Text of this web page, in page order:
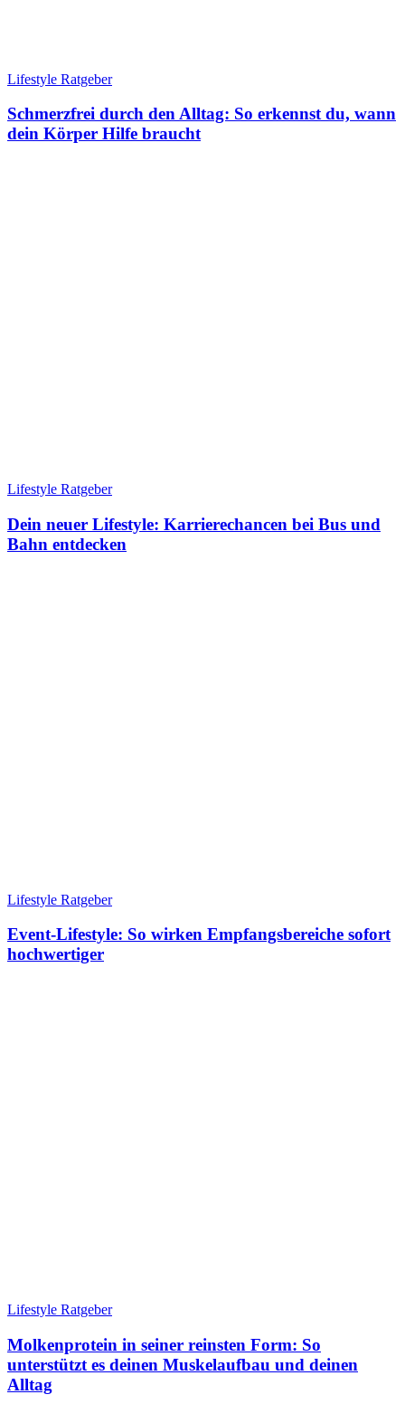
Lifestyle Ratgeber
Schmerzfrei durch den Alltag: So erkennst du, wann
dein Körper Hilfe braucht
Lifestyle Ratgeber
Dein neuer Lifestyle: Karrierechancen bei Bus und
Bahn entdecken
Lifestyle Ratgeber
Event-Lifestyle: So wirken Empfangsbereiche sofort
hochwertiger
Lifestyle Ratgeber
Molkenprotein in seiner reinsten Form: So
unterstützt es deinen Muskelaufbau und deinen
Alltag